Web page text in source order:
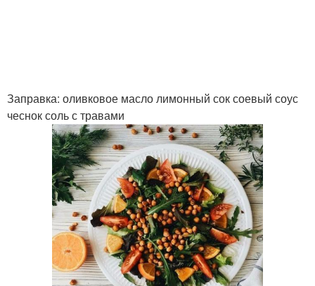
Заправка: оливковое масло лимонный сок соевый соус
чеснок соль с травами